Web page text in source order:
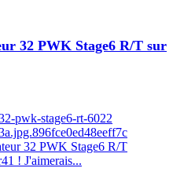
32 PWK Stage6 R/T sur
pwk-stage6-rt-6022
32 PWK Stage6 R/T
! J'aimerais...